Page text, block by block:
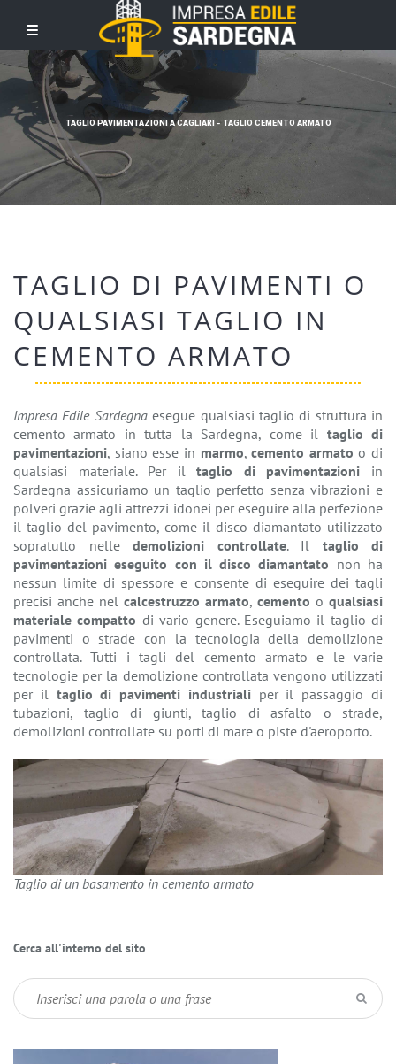
TAGLIO PAVIMENTAZIONI A CAGLIARI - TAGLIO CEMENTO ARMATO
TAGLIO DI PAVIMENTI O
QUALSIASI TAGLIO IN
CEMENTO ARMATO
Impresa Edile Sardegnaesegue qualsiasi taglio di struttura in
cemento armato in tutta la Sardegna, come il taglio di
pavimentazioni, siano esse in marmo,cemento armato o di
qualsiasi materiale. Per iltaglio di pavimentazioni in
Sardegna assicuriamo un taglio perfetto senza vibrazioni e
polveri grazie agli attrezzi idonei per eseguire alla perfezione
il taglio del pavimento, come il disco diamantato utilizzato
sopratutto nelle demolizioni controllate. Il taglio di
pavimentazioni eseguito con il disco diamantato non ha
nessun limite di spessore e consente di eseguire dei tagli
precisi anche nel calcestruzzo armato, cemento o qualsiasi
materiale compatto di vario genere. Eseguiamo il taglio di
pavimenti o strade con la tecnologia della demolizione
controllata. Tutti i tagli del cemento armato e le varie
tecnologie per la demolizione controllata vengono utilizzati
per il taglio di pavimenti industrialiper il passaggio di
tubazioni, taglio di giunti, taglio di asfalto o strade,
demolizioni controllate su porti di mare o piste d'aeroporto.
Taglio di un basamento in cemento armato
Cerca all'interno del sito